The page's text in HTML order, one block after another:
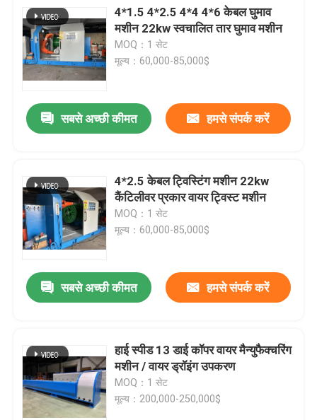
4*1.5 4*2.5 4*4 4*6 केबल घुमाव
मशीन 22kw स्वचालित तार घुमाव मशीन
MOQ：1 सेट
मूल्य：60,000-85,000$
सबसे अच्छी कीमत हमसे संपर्क करें
4*2.5 केबल ट्विस्टिंग मशीन 22kw
कैंटिलीवर प्रकार वायर ट्विस्ट मशीन
MOQ：1 सेट
मूल्य：60,000-85,000$
सबसे अच्छी कीमत हमसे संपर्क करें
हाई स्पीड 13 डाई कॉपर वायर मैन्युफैक्चरिंग
मशीन / वायर ड्रॉइंग उपकरण
MOQ：1 सेट
मूल्य：200,000-250,000$